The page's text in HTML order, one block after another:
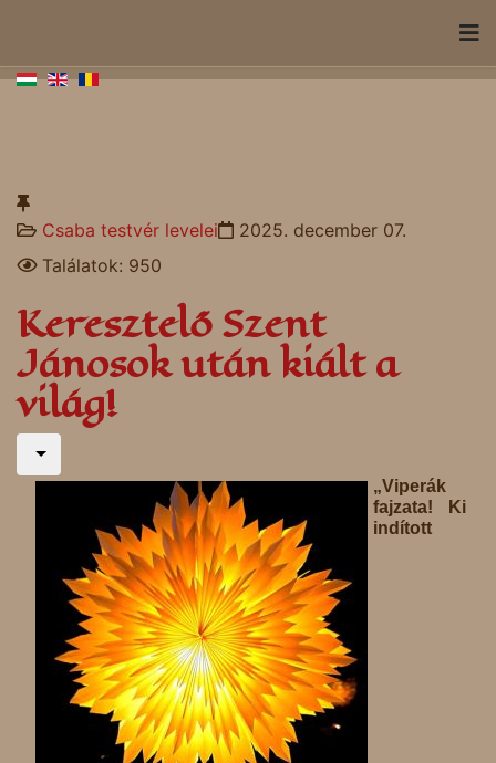
Csaba testvér levelei
2025. december 07.
Találatok: 950
Keresztelő Szent
Jánosok után kiált a
világ!
„Viperák
fajzata! Ki
indított